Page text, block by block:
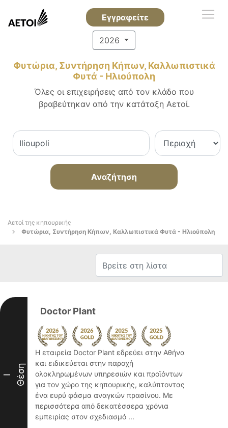
Εγγραφείτε
2026
Φυτώρια, Συντήρηση Κήπων, Καλλωπιστικά
Φυτά - Ηλιούπολη
Όλες οι επιχειρήσεις από τον κλάδο που
βραβεύτηκαν από την κατάταξη Αετοί.
Αναζήτηση
Αετοί της κηπουρικής
Φυτώρια, Συντήρηση Κήπων, Καλλωπιστικά Φυτά - Ηλιούπολη
I Θέση
Doctor Plant
Η εταιρεία Doctor Plant εδρεύει στην Αθήνα
και ειδικεύεται στην παροχή
ολοκληρωμένων υπηρεσιών και προϊόντων
για τον χώρο της κηπουρικής, καλύπτοντας
ένα ευρύ φάσμα αναγκών πρασίνου. Με
περισσότερα από δεκατέσσερα χρόνια
εμπειρίας στον σχεδιασμό ...